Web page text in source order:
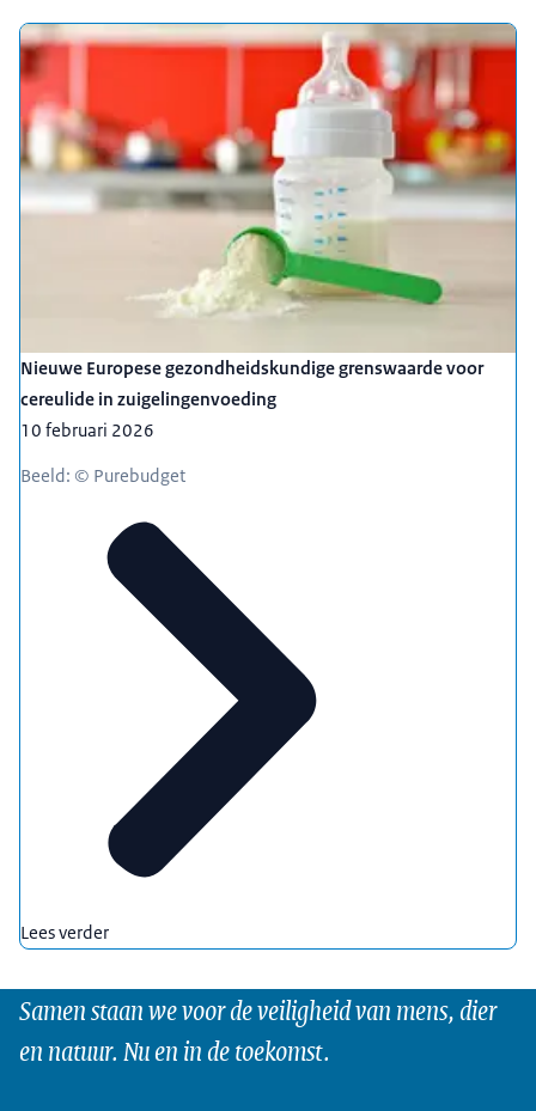
Nieuwe Europese gezondheidskundige grenswaarde voor
cereulide in zuigelingenvoeding
10 februari 2026
Beeld: © Purebudget
Lees verder
Samen staan we voor de veiligheid van mens, dier
en natuur. Nu en in de toekomst.